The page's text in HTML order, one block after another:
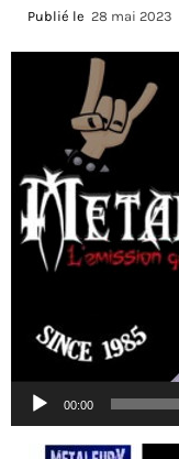
Publié le 28 mai 2023
Lecteur
audio
00:00